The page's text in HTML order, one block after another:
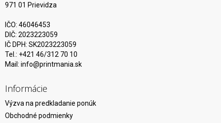
971 01 Prievidza
IČO: 46046453
DIČ: 2023223059
IČ DPH: SK2023223059
Tel.: +421 46/312 70 10
Mail: info@printmania.sk
Informácie
Výzva na predkladanie ponúk
Obchodné podmienky